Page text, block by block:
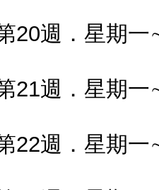
20週．星期
21週．星期
22週．星期